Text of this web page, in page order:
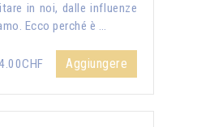
in noi, dalle influenze
Ecco perché è …
Aggiungere